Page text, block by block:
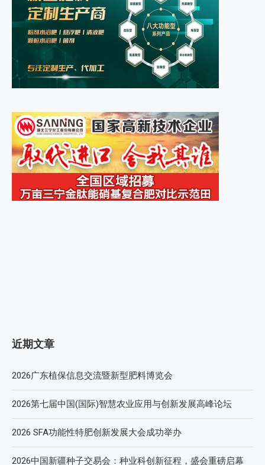
近期文章
2026广东植保信息交流暨新型肥料博览会
2026第七届中国(国际)智慧农业应用与创新发展高峰论坛
2026 SFA功能性特肥创新发展大会成功举办
2026中国新疆种子交易会：种业科创新征程，盛会重磅启幕